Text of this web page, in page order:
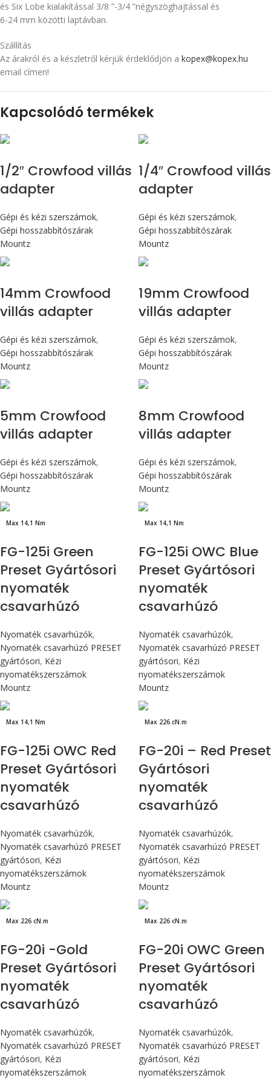
és Six Lobe kialakítással 3/8 ”-3/4 ”négyszöghajtással és
6-24 mm közötti laptávban.
Szállítás
Az árakról és a készletről kérjük érdeklődjön a kopex@kopex.hu
email címen!
Kapcsolódó termékek
1/2″ Crowfood villás
adapter
Gépi és kézi szerszámok,
Gépi hosszabbítószárak
Mountz
1/4″ Crowfood villás
adapter
Gépi és kézi szerszámok,
Gépi hosszabbítószárak
Mountz
14mm Crowfood
villás adapter
Gépi és kézi szerszámok,
Gépi hosszabbítószárak
Mountz
19mm Crowfood
villás adapter
Gépi és kézi szerszámok,
Gépi hosszabbítószárak
Mountz
5mm Crowfood
villás adapter
Gépi és kézi szerszámok,
Gépi hosszabbítószárak
Mountz
8mm Crowfood
villás adapter
Gépi és kézi szerszámok,
Gépi hosszabbítószárak
Mountz
Max 14,1 Nm
FG-125i Green
Preset Gyártósori
nyomaték
csavarhúzó
Nyomaték csavarhúzók,
Nyomaték csavarhúzó PRESET
gyártósori, Kézi
nyomatékszerszámok
Mountz
Max 14,1 Nm
FG-125i OWC Blue
Preset Gyártósori
nyomaték
csavarhúzó
Nyomaték csavarhúzók,
Nyomaték csavarhúzó PRESET
gyártósori, Kézi
nyomatékszerszámok
Mountz
Max 14,1 Nm
FG-125i OWC Red
Preset Gyártósori
nyomaték
csavarhúzó
Nyomaték csavarhúzók,
Nyomaték csavarhúzó PRESET
gyártósori, Kézi
nyomatékszerszámok
Mountz
Max 226 cN.m
FG-20i – Red Preset
Gyártósori
nyomaték
csavarhúzó
Nyomaték csavarhúzók,
Nyomaték csavarhúzó PRESET
gyártósori, Kézi
nyomatékszerszámok
Mountz
Max 226 cN.m
FG-20i -Gold
Preset Gyártósori
nyomaték
csavarhúzó
Nyomaték csavarhúzók,
Nyomaték csavarhúzó PRESET
gyártósori, Kézi
nyomatékszerszámok
Max 226 cN.m
FG-20i OWC Green
Preset Gyártósori
nyomaték
csavarhúzó
Nyomaték csavarhúzók,
Nyomaték csavarhúzó PRESET
gyártósori, Kézi
nyomatékszerszámok